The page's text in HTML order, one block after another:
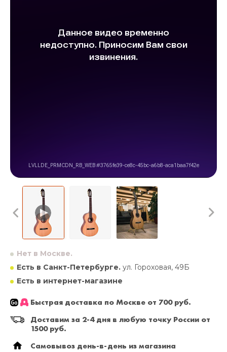
Нет в Москве.
Есть в Санкт-Петербурге. ул. Гороховая, 49Б
Есть в интернет-магазине
Быстрая доставка по Москве от 700 руб.
Доставим за 2-4 дня в любую точку России от
1500 руб.
Самовывоз день-в-день из магазина